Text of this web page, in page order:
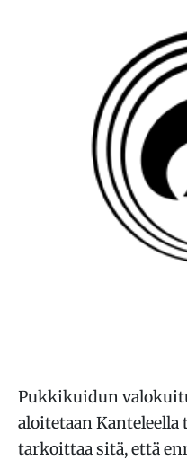
Pukkikuidun
aloitetaan
tarkoittaa sitä, että